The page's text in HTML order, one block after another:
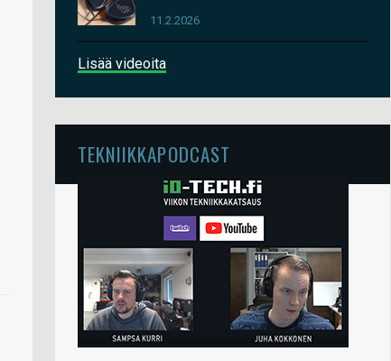
11.2.2026
Lisää videoita
TEKNIIKKAPODCAST